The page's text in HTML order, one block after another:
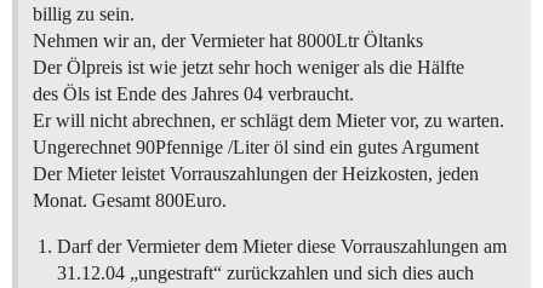
billig zu sein.
Nehmen wir an, der Vermieter hat 8000Ltr Öltanks
Der Ölpreis ist wie jetzt sehr hoch weniger als die Hälfte
des Öls ist Ende des Jahres 04 verbraucht.
Er will nicht abrechnen, er schlägt dem Mieter vor, zu warten.
Ungerechnet 90Pfennige /Liter öl sind ein gutes Argument
Der Mieter leistet Vorrauszahlungen der Heizkosten, jeden
Monat. Gesamt 800Euro.
Darf der Vermieter dem Mieter diese Vorrauszahlungen am
31.12.04 „ungestraft“ zurückzahlen und sich dies auch